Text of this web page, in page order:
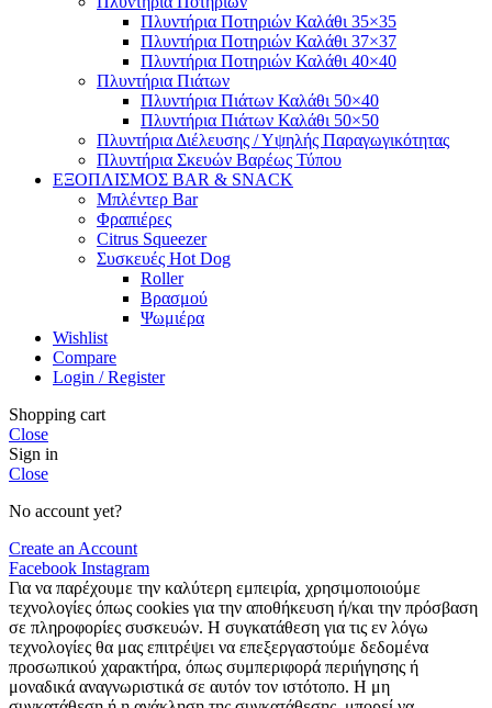
Πλυντήρια Ποτηριών Καλάθι 35×35
Πλυντήρια Ποτηριών Καλάθι 37×37
Πλυντήρια Ποτηριών Καλάθι 40×40
Πλυντήρια Πιάτων
Πλυντήρια Πιάτων Καλάθι 50×40
Πλυντήρια Πιάτων Καλάθι 50×50
Πλυντήρια Διέλευσης / Υψηλής Παραγωγικότητας
Πλυντήρια Σκευών Βαρέως Τύπου
ΕΞΟΠΛΙΣΜΟΣ BAR & SNACK
Μπλέντερ Bar
Φραπιέρες
Citrus Squeezer
Συσκευές Hot Dog
Roller
Βρασμού
Ψωμιέρα
Wishlist
Compare
Login / Register
Shopping cart
Close
Sign in
Close
No account yet?
Create an Account
Facebook Instagram
Για να παρέχουμε την καλύτερη εμπειρία, χρησιμοποιούμε
τεχνολογίες όπως cookies για την αποθήκευση ή/και την πρόσβαση
σε πληροφορίες συσκευών. Η συγκατάθεση για τις εν λόγω
τεχνολογίες θα μας επιτρέψει να επεξεργαστούμε δεδομένα
προσωπικού χαρακτήρα, όπως συμπεριφορά περιήγησης ή
μοναδικά αναγνωριστικά σε αυτόν τον ιστότοπο. Η μη